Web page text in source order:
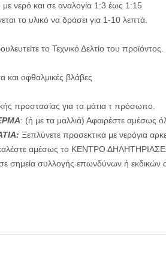
με νερό και σε αναλογία 1:3 έως 1:15
το υλικό να δράσει για 1-10 λεπτά.
το Τεχνικό Δελτίο του προϊόντος.
και οφθαλμικές βλάβες
προστασίας για τα μάτια τ πρόσωπο.
: (ή με τα μαλλιά) Αφαιρέστε αμέσως
Ξεπλύνετε προσεκτικά με νερόγια
καλέστε αμέσως το ΚΕΝΤΡΟ
σε σημεία συλλογής επωνδύνων ή